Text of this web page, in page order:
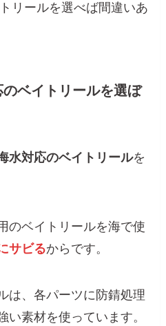
リールを選べば間違いあ
ベイトリールを選ぼ
水対応のベイトリールを
のベイトリールを海で使
サビるからです。
は、各パーツに防錆処理
い素材を使っています。